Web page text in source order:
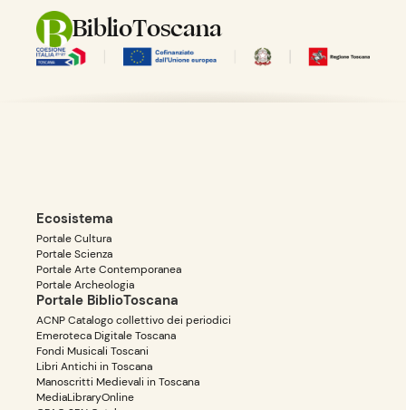
BiblioToscana
Ecosistema
Portale Cultura
Portale Scienza
Portale Arte Contemporanea
Portale Archeologia
Portale BiblioToscana
ACNP Catalogo collettivo dei periodici
Emeroteca Digitale Toscana
Fondi Musicali Toscani
Libri Antichi in Toscana
Manoscritti Medievali in Toscana
MediaLibraryOnline